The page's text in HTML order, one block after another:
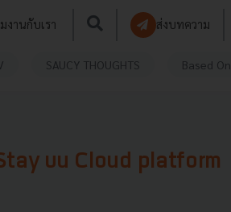
งานกับเรา ส่งบทความ
SAUCY THOUGHTS Based On
บน Cloud platform